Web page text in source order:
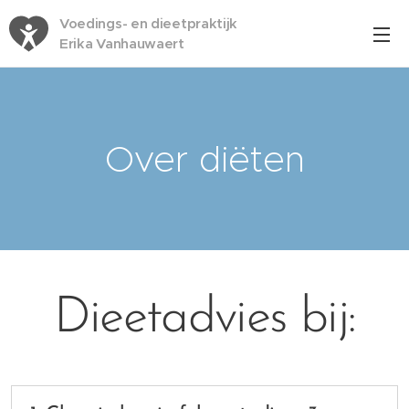
Voedings- en dieetpraktijk
Erika Vanhauwaert
Over diëten
Dieetadvies bij: